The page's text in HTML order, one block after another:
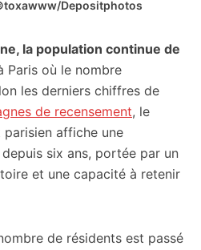
Depositphotos
la population continue de
Paris où le nombre
les derniers chiffres de
de recensement, le
parisien affiche une
six ans, portée par un
et une capacité à retenir
de résidents est passé